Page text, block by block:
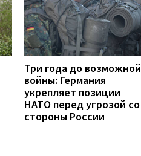
Три года до возможной
войны: Германия
укрепляет позиции
НАТО перед угрозой со
стороны России